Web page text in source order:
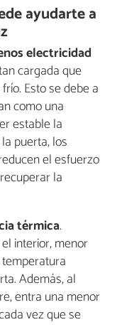
ayudarte a
electricidad
cargada que
Esto se debe a
como una
estable la
puerta, los
el esfuerzo
la
térmica.
interior, menor
Además, al
entra una menor
vez que se